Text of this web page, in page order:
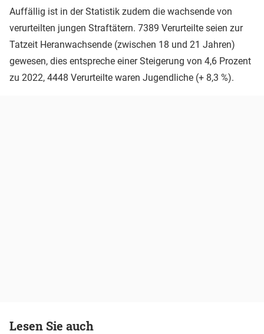
Auffällig ist in der Statistik zudem die wachsende von
verurteilten jungen Straftätern. 7389 Verurteilte seien zur
Tatzeit Heranwachsende (zwischen 18 und 21 Jahren)
gewesen, dies entspreche einer Steigerung von 4,6 Prozent
zu 2022, 4448 Verurteilte waren Jugendliche (+ 8,3 %).
Lesen Sie auch